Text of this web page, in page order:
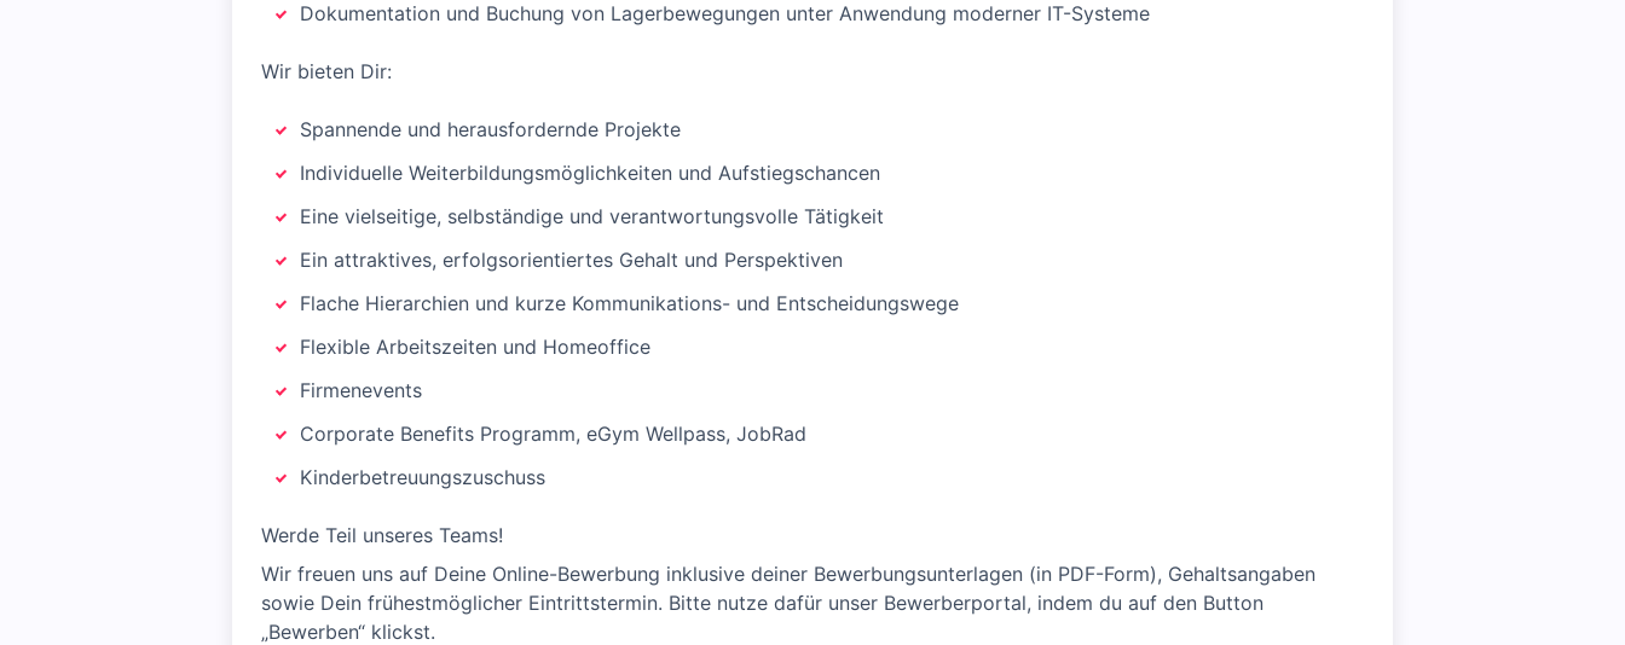
Dokumentation und Buchung von Lagerbewegungen unter Anwendung moderner IT-Systeme
Wir bieten Dir:
Spannende und herausfordernde Projekte
Individuelle Weiterbildungsmöglichkeiten und Aufstiegschancen
Eine vielseitige, selbständige und verantwortungsvolle Tätigkeit
Ein attraktives, erfolgsorientiertes Gehalt und Perspektiven
Flache Hierarchien und kurze Kommunikations- und Entscheidungswege
Flexible Arbeitszeiten und Homeoffice
Firmenevents
Corporate Benefits Programm, eGym Wellpass, JobRad
Kinderbetreuungszuschuss
Werde Teil unseres Teams!
Wir freuen uns auf Deine Online-Bewerbung inklusive deiner Bewerbungsunterlagen (in PDF-Form), Gehaltsangaben
sowie Dein frühestmöglicher Eintrittstermin. Bitte nutze dafür unser Bewerberportal, indem du auf den Button
„Bewerben“ klickst.